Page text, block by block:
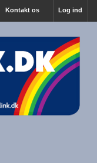
Log ind
Kontakt os